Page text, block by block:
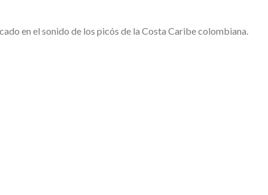
en el sonido de los picós de la Costa Caribe colombiana.